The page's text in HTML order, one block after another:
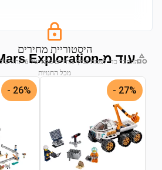
היסטוריית מחירים
התחבר כדי לצפות בגרף
מכל החנויות
התחבר לצפייה בגרף
עוד מ-Mars Exploration
27% -
26% -